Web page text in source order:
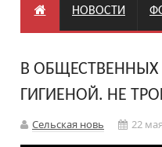
НОВОСТИ
В ОБЩЕСТВЕННЫХ
ГИГИЕНОЙ. НЕ
Сельская новь 22